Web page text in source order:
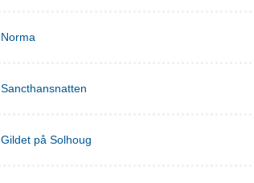
Norma
Sancthansnatten
Gildet på Solhoug